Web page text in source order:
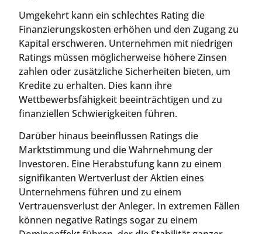
Umgekehrt kann ein schlechtes Rating die
Finanzierungskosten erhöhen und den Zugang zu
Kapital erschweren. Unternehmen mit niedrigen
Ratings müssen möglicherweise höhere Zinsen
zahlen oder zusätzliche Sicherheiten bieten, um
Kredite zu erhalten. Dies kann ihre
Wettbewerbsfähigkeit beeinträchtigen und zu
finanziellen Schwierigkeiten führen.
Darüber hinaus beeinflussen Ratings die
Marktstimmung und die Wahrnehmung der
Investoren. Eine Herabstufung kann zu einem
signifikanten Wertverlust der Aktien eines
Unternehmens führen und zu einem
Vertrauensverlust der Anleger. In extremen Fällen
können negative Ratings sogar zu einem